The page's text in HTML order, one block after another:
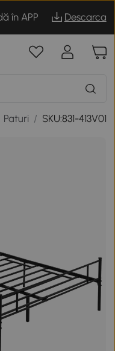
în APP Descarca
Paturi / SKU:831-413V01